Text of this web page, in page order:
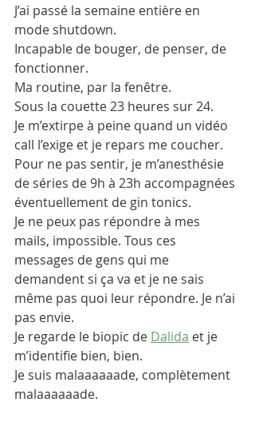
J’ai passé la semaine entière en
mode shutdown.
Incapable de bouger, de penser, de
fonctionner.
Ma routine, par la fenêtre.
Sous la couette 23 heures sur 24.
Je m’extirpe à peine quand un vidéo
call l’exige et je repars me coucher.
Pour ne pas sentir, je m’anesthésie
de séries de 9h à 23h accompagnées
éventuellement de gin tonics.
Je ne peux pas répondre à mes
mails, impossible. Tous ces
messages de gens qui me
demandent si ça va et je ne sais
même pas quoi leur répondre. Je n’ai
pas envie.
Je regarde le biopic de Dalida et je
m’identifie bien, bien.
Je suis malaaaaaade, complètement
malaaaaaade.